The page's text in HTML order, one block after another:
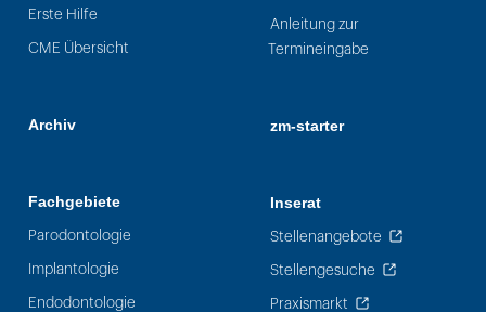
Erste Hilfe
CME Übersicht
Archiv
Fachgebiete
Parodontologie
Implantologie
Endodontologie
Anleitung zur
Termineingabe
zm-starter
Inserat
Stellenangebote
Stellengesuche
Praxismarkt